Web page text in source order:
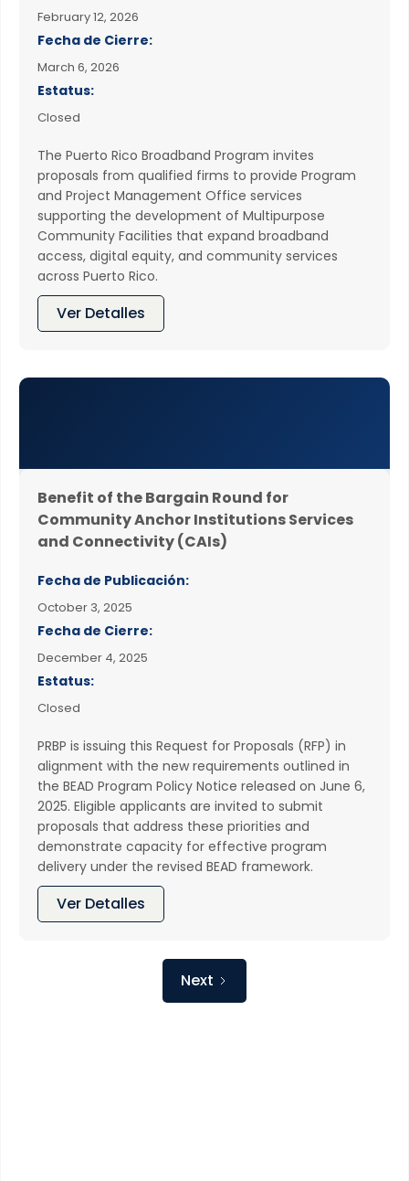
February 12, 2026
Fecha de Cierre:
March 6, 2026
Estatus:
Closed
The Puerto Rico Broadband Program invites
proposals from qualified firms to provide Program
and Project Management Office services
supporting the development of Multipurpose
Community Facilities that expand broadband
access, digital equity, and community services
across Puerto Rico.
Ver Detalles
Benefit of the Bargain Round for
Community Anchor Institutions Services
and Connectivity (CAIs)
Fecha de Publicación:
October 3, 2025
Fecha de Cierre:
December 4, 2025
Estatus:
Closed
PRBP is issuing this Request for Proposals (RFP) in
alignment with the new requirements outlined in
the BEAD Program Policy Notice released on June 6,
2025. Eligible applicants are invited to submit
proposals that address these priorities and
demonstrate capacity for effective program
delivery under the revised BEAD framework.
Ver Detalles
Next